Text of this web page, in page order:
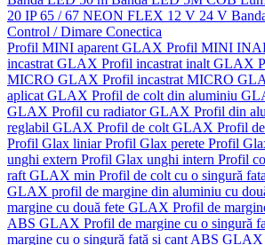
20 IP 65 / 67 NEON FLEX 12 V 24 V
Control / Dimare Conectica
Profil MINI aparent GLAX Profil MINI
incastrat GLAX Profil incastrat inalt GLAX
MICRO GLAX Profil incastrat MICRO
aplicat GLAX Profil de colt din aluminiu
GLAX Profil cu radiator GLAX Profil din
reglabil GLAX Profil de colt GLAX Profil
Profil Glax liniarProfil Glax perete Profil
unghi extern Profil Glax unghi intern Profil
raft GLAX min Profil de colt cu o singură
GLAX profil de margine din aluminiu cu
margine cu două fete GLAX Profil de
ABS GLAX Profil de margine cu o singură
margine cu o singură față si cant ABS GLAX